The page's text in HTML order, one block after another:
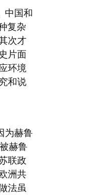
中国和
复杂
次才
片面
环境
和说
为赫鲁
赫鲁
联政
洲共
法虽